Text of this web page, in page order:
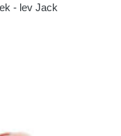
- lev Jack